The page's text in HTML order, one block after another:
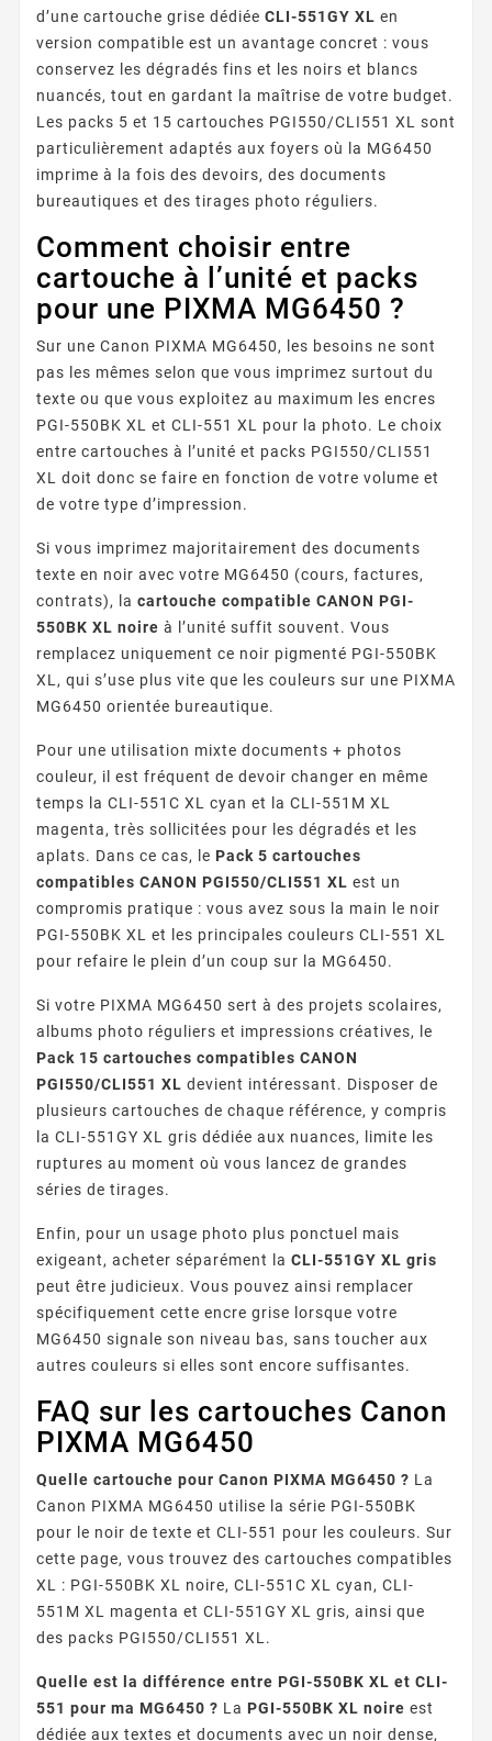
d’une cartouche grise dédiée CLI-551GY XL en
version compatible est un avantage concret : vous
conservez les dégradés fins et les noirs et blancs
nuancés, tout en gardant la maîtrise de votre budget.
Les packs 5 et 15 cartouches PGI550/CLI551 XL sont
particulièrement adaptés aux foyers où la MG6450
imprime à la fois des devoirs, des documents
bureautiques et des tirages photo réguliers.
Comment choisir entre
cartouche à l’unité et packs
pour une PIXMA MG6450 ?
Sur une Canon PIXMA MG6450, les besoins ne sont
pas les mêmes selon que vous imprimez surtout du
texte ou que vous exploitez au maximum les encres
PGI-550BK XL et CLI-551 XL pour la photo. Le choix
entre cartouches à l’unité et packs PGI550/CLI551
XL doit donc se faire en fonction de votre volume et
de votre type d’impression.
Si vous imprimez majoritairement des documents
texte en noir avec votre MG6450 (cours, factures,
contrats), la cartouche compatible CANON PGI-
550BK XL noire à l’unité suffit souvent. Vous
remplacez uniquement ce noir pigmenté PGI-550BK
XL, qui s’use plus vite que les couleurs sur une PIXMA
MG6450 orientée bureautique.
Pour une utilisation mixte documents + photos
couleur, il est fréquent de devoir changer en même
temps la CLI-551C XL cyan et la CLI-551M XL
magenta, très sollicitées pour les dégradés et les
aplats. Dans ce cas, le Pack 5 cartouches
compatibles CANON PGI550/CLI551 XL est un
compromis pratique : vous avez sous la main le noir
PGI-550BK XL et les principales couleurs CLI-551 XL
pour refaire le plein d’un coup sur la MG6450.
Si votre PIXMA MG6450 sert à des projets scolaires,
albums photo réguliers et impressions créatives, le
Pack 15 cartouches compatibles CANON
PGI550/CLI551 XL devient intéressant. Disposer de
plusieurs cartouches de chaque référence, y compris
la CLI-551GY XL gris dédiée aux nuances, limite les
ruptures au moment où vous lancez de grandes
séries de tirages.
Enfin, pour un usage photo plus ponctuel mais
exigeant, acheter séparément la CLI-551GY XL gris
peut être judicieux. Vous pouvez ainsi remplacer
spécifiquement cette encre grise lorsque votre
MG6450 signale son niveau bas, sans toucher aux
autres couleurs si elles sont encore suffisantes.
FAQ sur les cartouches Canon
PIXMA MG6450
Quelle cartouche pour Canon PIXMA MG6450 ? La
Canon PIXMA MG6450 utilise la série PGI-550BK
pour le noir de texte et CLI-551 pour les couleurs. Sur
cette page, vous trouvez des cartouches compatibles
XL : PGI-550BK XL noire, CLI-551C XL cyan, CLI-
551M XL magenta et CLI-551GY XL gris, ainsi que
des packs PGI550/CLI551 XL.
Quelle est la différence entre PGI-550BK XL et CLI-
551 pour ma MG6450 ? La PGI-550BK XL noire est
dédiée aux textes et documents avec un noir dense,